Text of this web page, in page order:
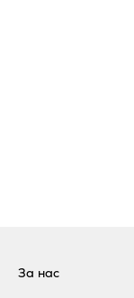
За нас